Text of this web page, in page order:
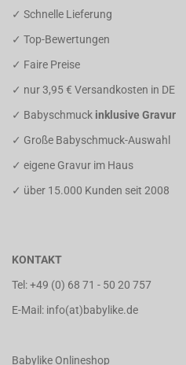
✓ Schnelle Lieferung
✓ Top-Bewertungen
✓ Faire Preise
✓ nur 3,95 € Versandkosten in DE
✓ Babyschmuck inklusive Gravur
✓ Große Babyschmuck-Auswahl
✓ eigene Gravur im Haus
✓ über 15.000 Kunden seit 2008
KONTAKT
Tel:+49 (0) 68 71 - 50 20 757
E-Mail: info(at)babylike.de
Babylike Onlineshop